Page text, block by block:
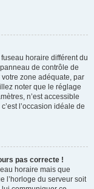
horaire différent du
de contrôle de
zone adéquate, par
noter que le réglage
n’est accessible
l’occasion idéale de
pas correcte !
horaire mais que
l’horloge du serveur soit